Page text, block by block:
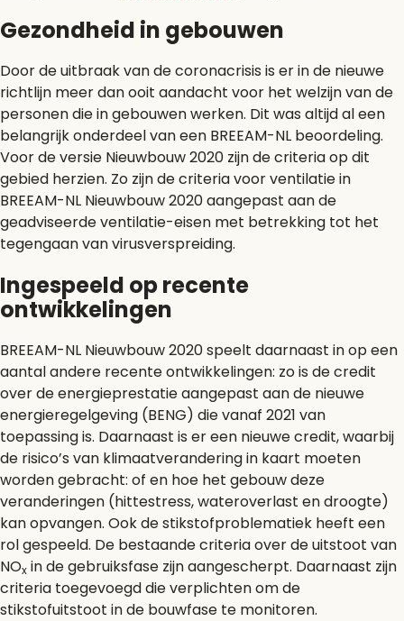
Gezondheid in gebouwen
Door de uitbraak van de coronacrisis is er in de nieuwe
richtlijn meer dan ooit aandacht voor het welzijn van de
personen die in gebouwen werken. Dit was altijd al een
belangrijk onderdeel van een BREEAM-NL beoordeling.
Voor de versie Nieuwbouw 2020 zijn de criteria op dit
gebied herzien. Zo zijn de criteria voor ventilatie in
BREEAM-NL Nieuwbouw 2020 aangepast aan de
geadviseerde ventilatie-eisen met betrekking tot het
tegengaan van virusverspreiding.
Ingespeeld op recente
ontwikkelingen
BREEAM-NL Nieuwbouw 2020 speelt daarnaast in op een
aantal andere recente ontwikkelingen: zo is de credit
over de energieprestatie aangepast aan de nieuwe
energieregelgeving (BENG) die vanaf 2021 van
toepassing is. Daarnaast is er een nieuwe credit, waarbij
de risico’s van klimaatverandering in kaart moeten
worden gebracht: of en hoe het gebouw deze
veranderingen (hittestress, wateroverlast en droogte)
kan opvangen. Ook de stikstofproblematiek heeft een
rol gespeeld. De bestaande criteria over de uitstoot van
NOx in de gebruiksfase zijn aangescherpt. Daarnaast zijn
criteria toegevoegd die verplichten om de
stikstofuitstoot in de bouwfase te monitoren.